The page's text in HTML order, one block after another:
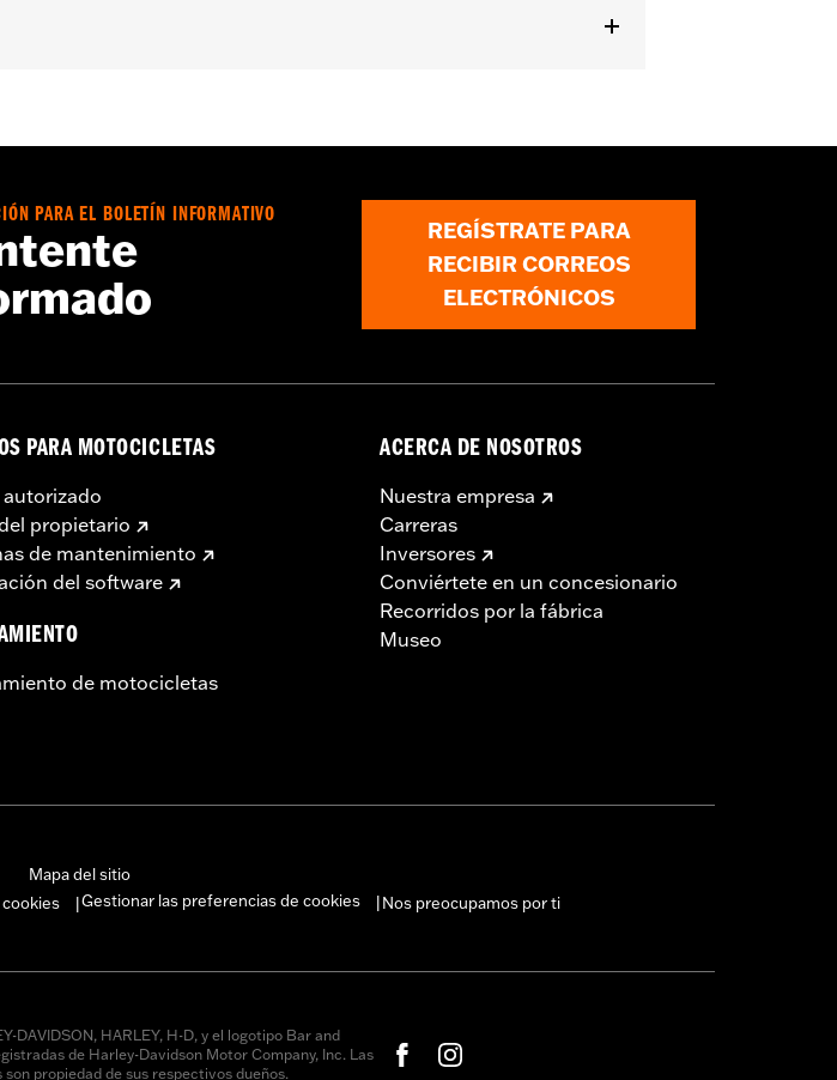
PARA EL BOLETÍN INFORMATIVO
REGÍSTRATE PARA
RECIBIR CORREOS
ELECTRÓNICOS
PARA MOTOCICLETAS
propietario
de mantenimiento
del software
de motocicletas
ACERCA DE NOSOTROS
Nuestra empresa
Carreras
Inversores
Conviértete en un concesionario
Recorridos por la fábrica
Museo
Mapa del sitio
Gestionar las preferencias de cookies Nos preocupamos por ti
DAVIDSON, HARLEY, H-D, y el logotipo Bar and
de Harley-Davidson Motor Company, Inc. Las
propiedad de sus respectivos dueños.